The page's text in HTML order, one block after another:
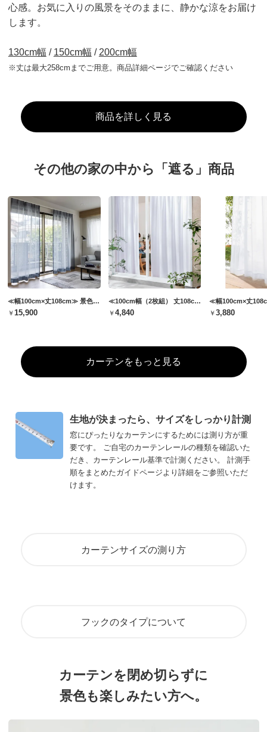
心感。 お気に入りの風景をそのままに、静かな涼をお届け
します。
130cm幅 / 150cm幅 / 200cm幅
※丈は最大258cmまでご用意。商品詳細ページでご確認ください
商品を詳しく見る
その他の家の中から「遮る」商品
≪幅100cm×丈108cm≫ 景色をたのしむミラーレースカーテン（2枚組）
￥15,900
≪100cm幅（2枚組） 丈108cm≫ UVカットで見えにくい熱を遮るレースカーテン
￥4,840 ￥3,880
カーテンをもっと見る
生地が決まったら、サイズをしっかり計測
窓にぴったりなカーテンにするためには測り方が重
要です。 ご自宅のカーテンレールの種類を確認いた
だき、カーテンレール基準で計測ください。 計測手
順をまとめたガイドページより詳細をご参照いただ
けます。
カーテンサイズの測り方
フックのタイプについて
カーテンを閉め切らずに
景色も楽しみたい方へ。